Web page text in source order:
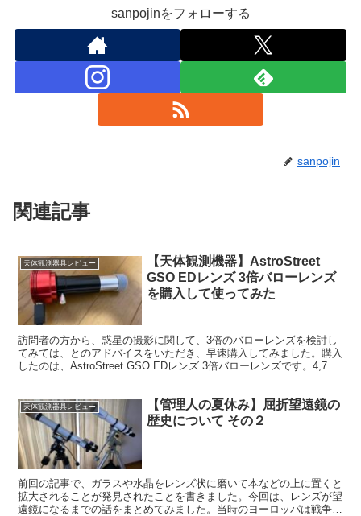
sanpojinをフォローする
sanpojin
関連記事
天体観測器具レビュー
【天体観測機器】AstroStreet
GSO EDレンズ 3倍バローレンズ
を購入して使ってみた
訪問者の方から、惑星の撮影に関して、3倍のバローレンズを検討し
てみては、とのアドバイスをいただき、早速購入してみました。購入
したのは、AstroStreet GSO EDレンズ 3倍バローレンズです。4,730
天体観測器具レビュー
【管理人の夏休み】屈折望遠鏡の
歴史について その２
前回の記事で、ガラスや水晶をレンズ状に磨いて本などの上に置くと
拡大されることが発見されたことを書きました。今回は、レンズが望
遠鏡になるまでの話をまとめてみました。当時のヨーロッパは戦争で